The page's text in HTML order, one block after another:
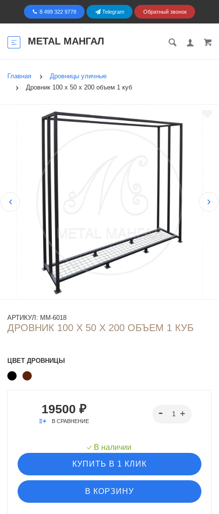
8 499 322 9778 Telegram Обратный звонок
METAL МАНГАЛ
Главная
Дровницы уличные
Дровник 100 х 50 х 200 объем 1 куб
АРТИКУЛ: ММ-6018
ДРОВНИК 100 Х 50 Х 200 ОБЪЕМ 1 КУБ
ЦВЕТ ДРОВНИЦЫ
19500 ₽
В СРАВНЕНИЕ
В наличии
КУПИТЬ В 1 КЛИК
В КОРЗИНУ